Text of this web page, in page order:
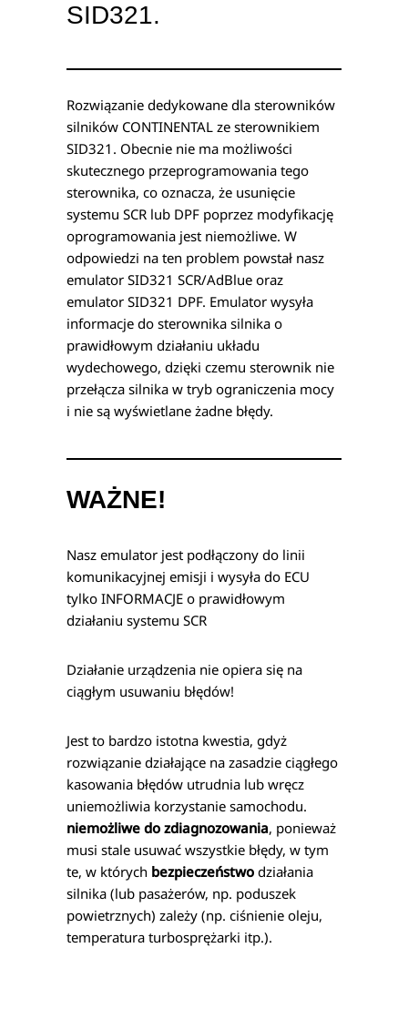
SID321.
Rozwiązanie dedykowane dla sterowników
silników CONTINENTAL ze sterownikiem
SID321. Obecnie nie ma możliwości
skutecznego przeprogramowania tego
sterownika, co oznacza, że usunięcie
systemu SCR lub DPF poprzez modyfikację
oprogramowania jest niemożliwe. W
odpowiedzi na ten problem powstał nasz
emulator SID321 SCR/AdBlue oraz
emulator SID321 DPF. Emulator wysyła
informacje do sterownika silnika o
prawidłowym działaniu układu
wydechowego, dzięki czemu sterownik nie
przełącza silnika w tryb ograniczenia mocy
i nie są wyświetlane żadne błędy.
WAŻNE!
Nasz emulator jest podłączony do linii
komunikacyjnej emisji i wysyła do ECU
tylko INFORMACJE o prawidłowym
działaniu systemu SCR
Działanie urządzenia nie opiera się na
ciągłym usuwaniu błędów!
Jest to bardzo istotna kwestia, gdyż
rozwiązanie działające na zasadzie ciągłego
kasowania błędów utrudnia lub wręcz
uniemożliwia korzystanie samochodu.
niemożliwe do zdiagnozowania, ponieważ
musi stale usuwać wszystkie błędy, w tym
te, w których bezpieczeństwo działania
silnika (lub pasażerów, np. poduszek
powietrznych) zależy (np. ciśnienie oleju,
temperatura turbosprężarki itp.).